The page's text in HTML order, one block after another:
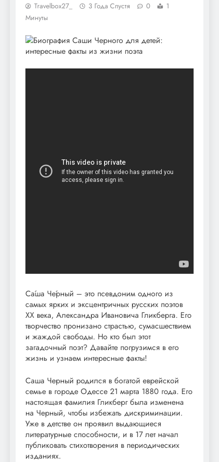
Travelbox27_ 3 Года Спустя 0
1
Минуты
Са́ша Че́рный – это псевдоним одного из
самых ярких и эксцентричных русских поэтов
XX века, Александра Ивановича Гликберга. Его
творчество пронизано страстью, сумасшествием
и жаждой свободы. Но кто был этот
загадочный поэт? Давайте погрузимся в его
жизнь и узнаем интересные факты!
Саша Черный родился в богатой еврейской
семье в городе Одессе 21 марта 1880 года. Его
настоящая фамилия Гликберг была изменена
на Черный, чтобы избежать дискриминации.
Уже в детстве он проявил выдающиеся
литературные способности, и в 17 лет начал
публиковать стихотворения в периодических
изданиях.